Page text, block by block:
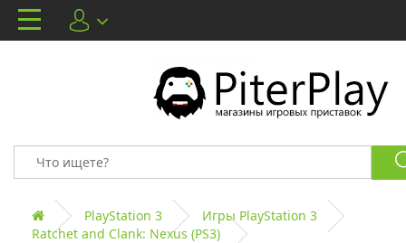
PlayStation 3
Игры PlayStation 3
Ratchet and Clank: Nexus (PS3)